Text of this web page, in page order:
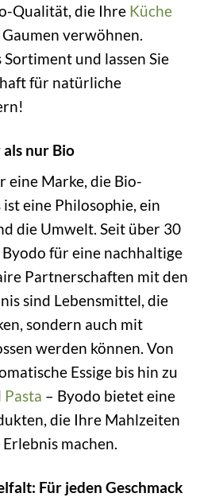
Qualität, die Ihre Küche
verwöhnen.
Sortiment und lassen Sie
für natürliche
nur Bio
eine Marke, die Bio-
eine Philosophie, ein
die Umwelt. Seit über 30
für eine nachhaltige
Partnerschaften mit den
sind Lebensmittel, die
sondern auch mit
werden können. Von
Essige bis hin zu
Pasta – Byodo bietet eine
die Ihre Mahlzeiten
machen.
Für jeden Geschmack